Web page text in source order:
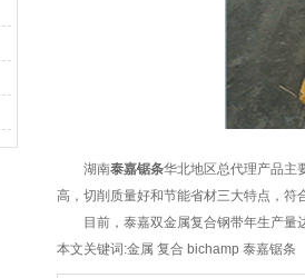
湖南泰嘉锯条华北地区总代理产品主
高，切削质量好和节能省材三大特点，
目前，泰嘉双金属复合钢带年生产
本文关键词:金属 复合 bichamp 泰嘉锯条